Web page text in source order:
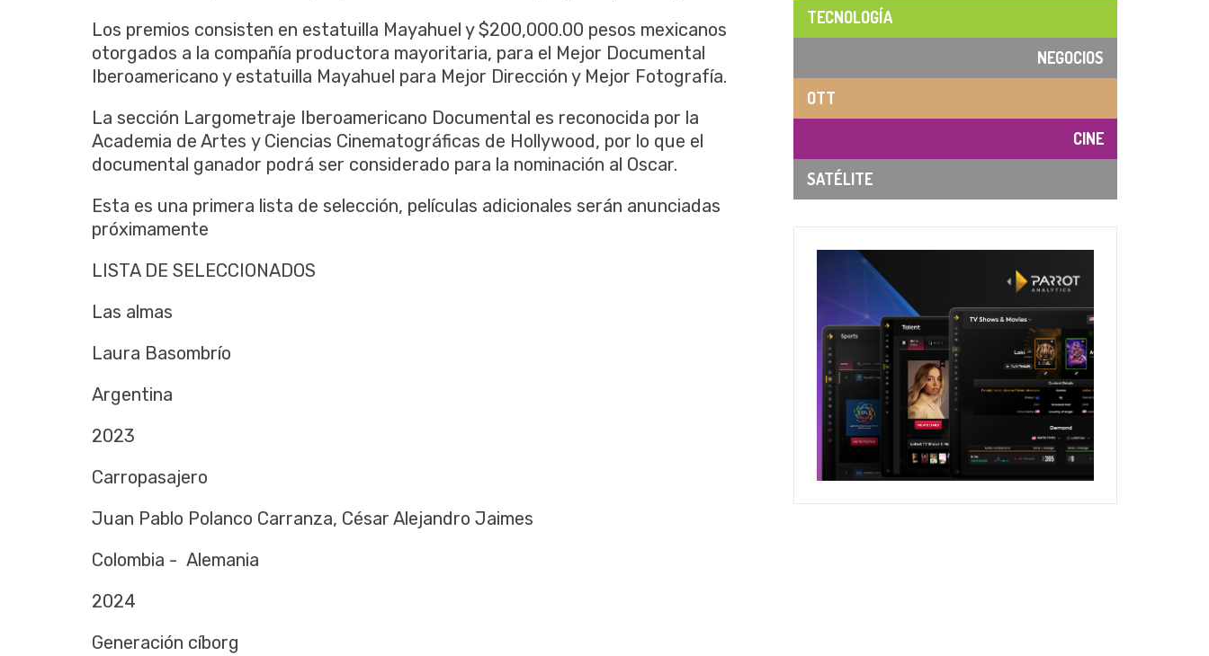
Los premios consisten en estatuilla Mayahuel y $200,000.00 pesos mexicanos
otorgados a la compañía productora mayoritaria, para el Mejor Documental
Iberoamericano y estatuilla Mayahuel para Mejor Dirección y Mejor Fotografía.
La sección Largometraje Iberoamericano Documental es reconocida por la
Academia de Artes y Ciencias Cinematográficas de Hollywood, por lo que el
documental ganador podrá ser considerado para la nominación al Oscar.
Esta es una primera lista de selección, películas adicionales serán anunciadas
próximamente
LISTA DE SELECCIONADOS
Las almas
Laura Basombrío
Argentina
2023
Carropasajero
Juan Pablo Polanco Carranza, César Alejandro Jaimes
Colombia - Alemania
2024
Generación cíborg
TECNOLOGÍA
NEGOCIOS
OTT
CINE
SATÉLITE